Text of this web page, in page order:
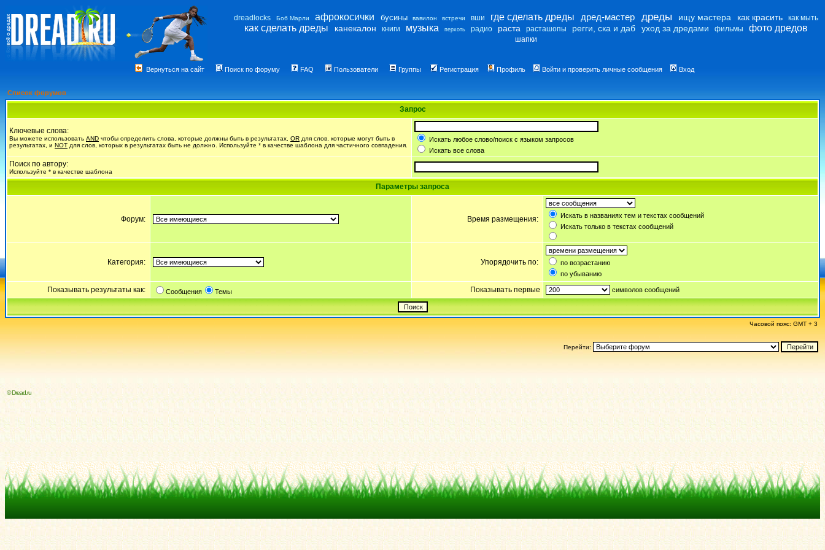
dreadlocks Боб Марли афрокосички бусины вавилон встречи вши где сделать дреды дред-мастер дреды ищу мастера как красить как мыть
как сделать дреды канекалон книги музыка перхоть радио раста расташопы регги, ска и даб уход за дредами фильмы фото дредов
шапки
Вернуться на сайт Поиск по форуму FAQ Пользователи Группы Регистрация Профиль Войти и проверить личные сообщения Вход
Список форумов
Запрос
Ключевые слова:
Вы можете использовать AND чтобы определить слова, которые должны быть в результатах, OR для слов, которые могут быть в
результатах, и NOT для слов, которых в результатах быть не должно. Используйте * в качестве шаблона для частичного совпадения.
Искать любое слово/поиск с языком запросов
Искать все слова
Поиск по автору:
Используйте * в качестве шаблона
Параметры запроса
Форум: Время размещения:
Искать в названиях тем и текстах сообщений
Искать только в текстах сообщений
Категория: Упорядочить по:
по возрастанию
по убыванию
Показывать результаты как: Сообщения Темы Показывать первые символов сообщений
Часовой пояс: GMT + 3
Перейти:
© Dread.ru